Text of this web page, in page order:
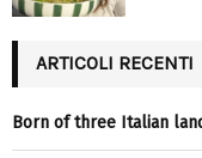
ARTICOLI RECENTI
Born of three Italian